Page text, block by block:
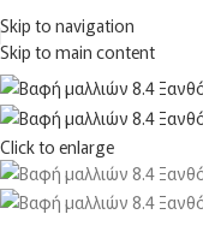
Skip to navigation
Skip to main content
MENU
Click to enlarge